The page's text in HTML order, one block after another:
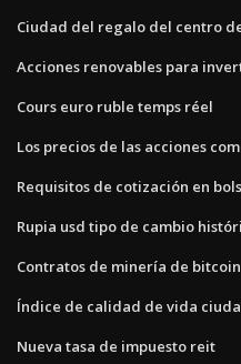
Ciudad del regalo del centro
Acciones renovables para
Cours euro ruble temps réel
Los precios de las acciones
Requisitos de cotización en
Rupia usd tipo de cambio
Contratos de minería de bitcoin
Índice de calidad de vida
Nueva tasa de impuesto reit